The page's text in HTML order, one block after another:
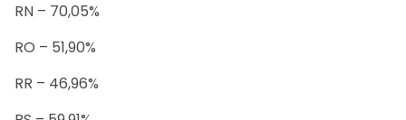
RN – 70,05%
RO – 51,90%
RR – 46,96%